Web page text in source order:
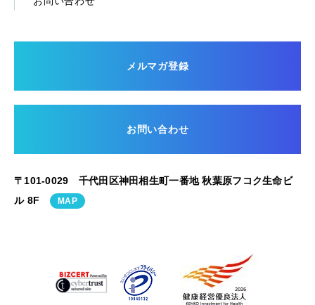
メルマガ登録
お問い合わせ
〒101-0029 千代田区神田相生町一番地 秋葉原フコク生命ビ
ル 8F
MAP